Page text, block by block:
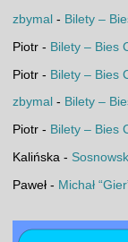
zbymal - Bilety –
Piotr- Bilety – Bies
Piotr- Bilety – Bies
zbymal - Bilety –
Piotr- Bilety – Bies
Kalińska -
Paweł- Michał